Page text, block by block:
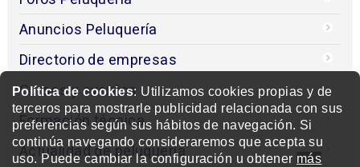
Política de cookies: Utilizamos cookies propias y de
terceros para mostrarle publicidad relacionada con sus
preferencias según sus hábitos de navegación. Si
continúa navegando consideraremos que acepta su
uso. Puede cambiar la configuración u obtener más
Anuncios Peluquería
Directorio de empresas
Cursos y eventos
Formación técnica
Actualidad de peluquería